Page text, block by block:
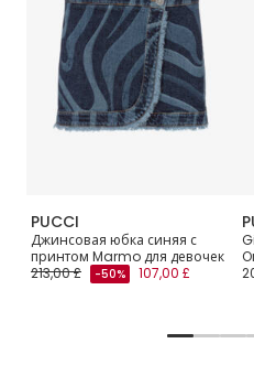
PUCCI
Джинсовая юбка синяя с
принтом Marmo для девочек
213,00 £
-50% 107,00 £